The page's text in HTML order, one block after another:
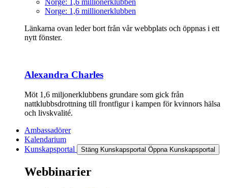
Norge: 1,6 millionerklubben
Norge: 1,6 millionerklubben
Länkarna ovan leder bort från vår webbplats och öppnas i ett
nytt fönster.
Alexandra Charles
Möt 1,6 miljonerklubbens grundare som gick från
nattklubbsdrottning till frontfigur i kampen för kvinnors hälsa
och livskvalité.
Ambassadörer
Kalendarium
Kunskapsportal
Stäng Kunskapsportal Öppna Kunskapsportal
Webbinarier